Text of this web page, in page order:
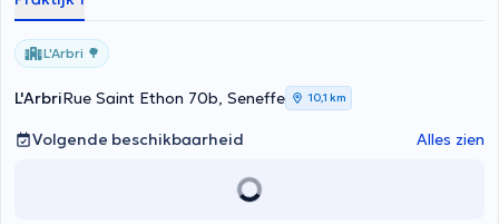
L'Arbri 🌳
L'ArbriRue Saint Ethon 70b, Seneffe 10,1 km
Volgende beschikbaarheid Alles zien